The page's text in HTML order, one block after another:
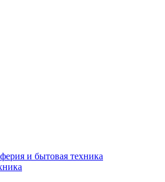
и бытовая техника